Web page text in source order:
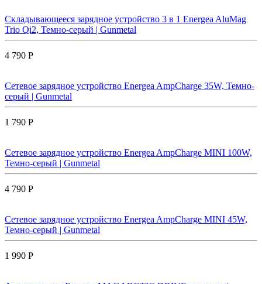
Складывающееся зарядное устройство 3 в 1 Energea AluMag
Trio Qi2, Темно-серый | Gunmetal
4 790 Р
Сетевое зарядное устройство Energea AmpCharge 35W, Темно-
серый | Gunmetal
1 790 Р
Сетевое зарядное устройство Energea AmpCharge MINI 100W,
Темно-серый | Gunmetal
4 790 Р
Сетевое зарядное устройство Energea AmpCharge MINI 45W,
Темно-серый | Gunmetal
1 990 Р